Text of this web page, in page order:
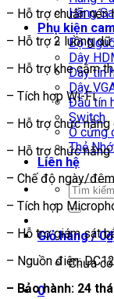
Hãng
Phụ kiện
Bộ
Dây
Dây tín
Dây
Đầu tín
Switch
Ổ cứng
Thẻ
Liên hệ
Tìm
kiếm:
Giỏ hàng /0₫
Chưa
0
– Hỗ trợ chuẩn nén
– Hỗ trợ 2 luồng dữ
– Hỗ trợ khe cắm
– Tích hợp Wi-Fi.
– Hỗ trợ chức năng
– Hỗ trợ chức năng
– Chế độ ngày/
– Tích hợp
– Hỗ trợ giám sát
– Nguồn điện:
– Bảo hành: 24